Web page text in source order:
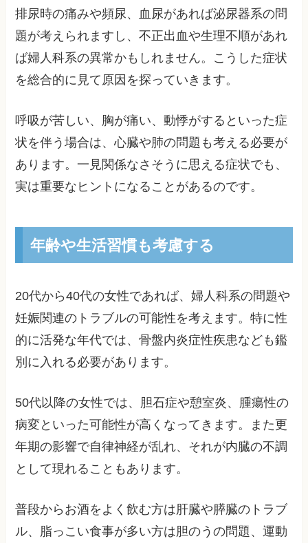
排尿時の痛みや頻尿、血尿があれば泌尿器系の問
題が考えられますし、不正出血や生理不順があれ
ば婦人科系の異常かもしれません。こうした症状
を総合的に見て原因を探っていきます。
呼吸が苦しい、胸が痛い、動悸がするといった症
状を伴う場合は、心臓や肺の問題も考える必要が
あります。一見関係なさそうに思える症状でも、
実は重要なヒントになることがあるのです。
年齢や生活習慣も考慮する
20代から40代の女性であれば、婦人科系の問題や
妊娠関連のトラブルの可能性を考えます。特に性
的に活発な年代では、骨盤内炎症性疾患なども鑑
別に入れる必要があります。
50代以降の女性では、胆石症や憩室炎、腫瘍性の
病変といった可能性が高くなってきます。また更
年期の影響で自律神経が乱れ、それが内臓の不調
として現れることもあります。
普段からお酒をよく飲む方は肝臓や膵臓のトラブ
ル、脂っこい食事が多い方は胆のうの問題、運動